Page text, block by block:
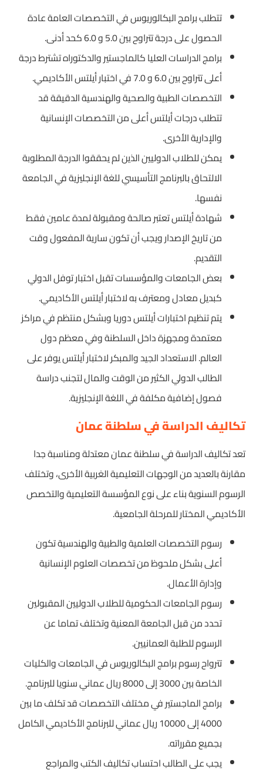
تتطلب برامج البكالوريوس في التخصصات العامة عادة
الحصول على درجة تتراوح بين 5.0 و 6.0 كحد أدنى.
برامج الدراسات العليا كالماجستير والدكتوراه تشترط درجة
أعلى تتراوح بين 6.0 و 7.0 في اختبار أيلتس الأكاديمي.
التخصصات الطبية والصحية والهندسية الدقيقة قد
تتطلب درجات أيلتس أعلى من التخصصات الإنسانية
والإدارية الأخرى.
يمكن للطلاب الدوليين الذين لم يحققوا الدرجة المطلوبة
الالتحاق بالبرنامج التأسيسي للغة الإنجليزية في الجامعة
نفسها.
شهادة أيلتس تعتبر صالحة ومقبولة لمدة عامين فقط
من تاريخ الإصدار ويجب أن تكون سارية المفعول وقت
التقديم.
بعض الجامعات والمؤسسات تقبل اختبار توفل الدولي
كبديل معادل ومعترف به لاختبار أيلتس الأكاديمي.
يتم تنظيم اختبارات أيلتس دوريا وبشكل منتظم في مراكز
معتمدة ومجهزة داخل السلطنة وفي معظم دول
العالم. الاستعداد الجيد والمبكر لاختبار أيلتس يوفر على
الطالب الدولي الكثير من الوقت والمال لتجنب دراسة
فصول إضافية مكلفة في اللغة الإنجليزية.
تكاليف الدراسة في سلطنة عمان
تعد تكاليف الدراسة في سلطنة عمان معتدلة ومناسبة جدا
مقارنة بالعديد من الوجهات التعليمية الغربية الأخرى، وتختلف
الرسوم السنوية بناء على نوع المؤسسة التعليمية والتخصص
الأكاديمي المختار للمرحلة الجامعية.
رسوم التخصصات العلمية والطبية والهندسية تكون
أعلى بشكل ملحوظ من تخصصات العلوم الإنسانية
وإدارة الأعمال.
رسوم الجامعات الحكومية للطلاب الدوليين المقبولين
تحدد من قبل الجامعة المعنية وتختلف تماما عن
الرسوم للطلبة العمانيين.
تترواح رسوم برامج البكالوريوس في الجامعات والكليات
الخاصة بين 3000 إلى 8000 ريال عماني سنويا للبرنامج.
برامج الماجستير في مختلف التخصصات قد تكلف ما بين
4000 إلى 10000 ريال عماني للبرنامج الأكاديمي الكامل
بجميع مقرراته.
يجب على الطالب احتساب تكاليف الكتب والمراجع